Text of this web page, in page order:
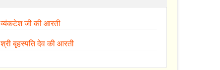
व्यंकटेश जी की आरती
श्री बृहस्पति देव की आरती